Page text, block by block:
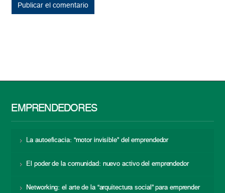
EMPRENDEDORES
La autoeficacia: “motor invisible” del emprendedor
El poder de la comunidad: nuevo activo del emprendedor
Networking: el arte de la “arquitectura social” para emprender